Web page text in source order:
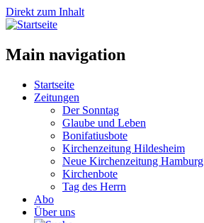
Direkt zum Inhalt
Main navigation
Startseite
Zeitungen
Der Sonntag
Glaube und Leben
Bonifatiusbote
Kirchenzeitung Hildesheim
Neue Kirchenzeitung Hamburg
Kirchenbote
Tag des Herrn
Abo
Über uns